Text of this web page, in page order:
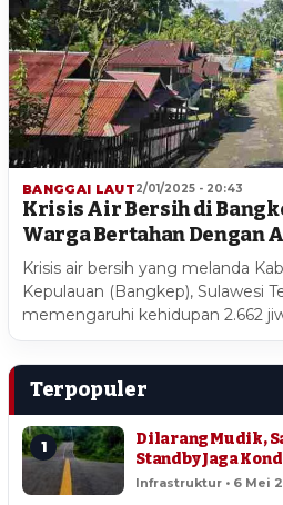
BANGGAI LAUT2/01/2025 - 20:43
Krisis Air Bersih di
Warga Bertahan Dengan
Krisis air bersih yang melanda
Kepulauan (Bangkep), Sulawesi
memengaruhi kehidupan 2.662
Terpopuler
1
Dilarang Mudik,
Standby Jaga
Infrastruktur • 6 Mei